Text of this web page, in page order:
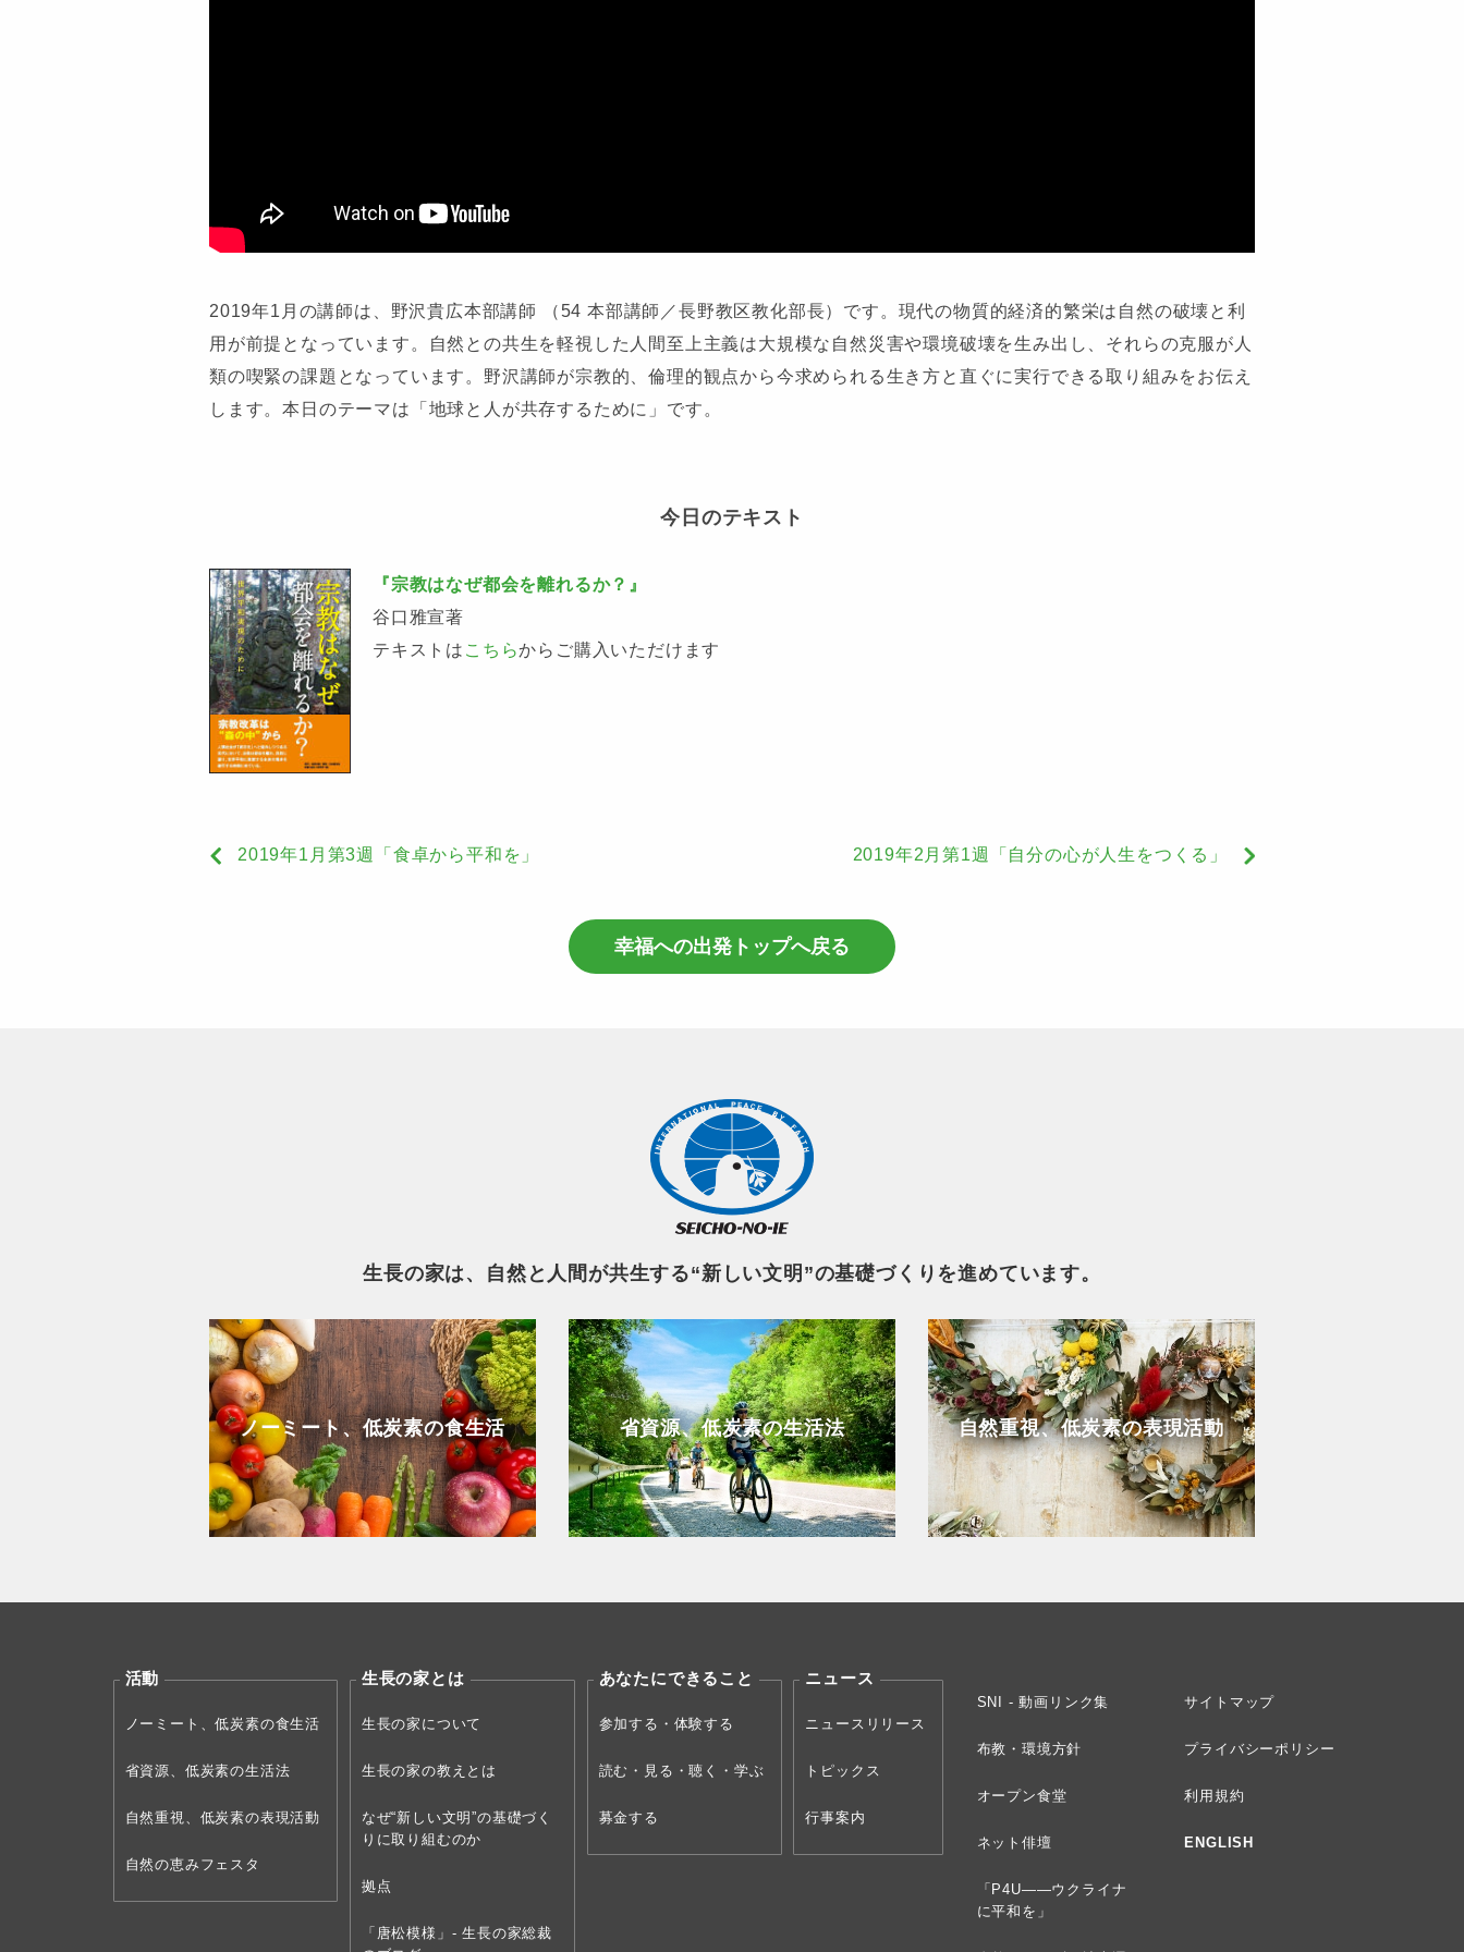
2019年1月の講師は、野沢貴広本部講師 （54 本部講師／長野教区教化部長）です。現代の物質的経済的繁栄は自然の破壊と利
用が前提となっています。自然との共生を軽視した人間至上主義は大規模な自然災害や環境破壊を生み出し、それらの克服が人
類の喫緊の課題となっています。野沢講師が宗教的、倫理的観点から今求められる生き方と直ぐに実行できる取り組みをお伝え
します。本日のテーマは「地球と人が共存するために」です。
今日のテキスト
『宗教はなぜ都会を離れるか？』
谷口雅宣著
テキストは こちらからご購入いただけます
2019年1月第3週「食卓から平和を」 2019年2月第1週「自分の心が人生をつくる」
幸福への出発トップへ戻る
生長の家は、自然と人間が共生する“新しい文明”の基礎づくりを進めています。
ノーミート、低炭素の食生活 省資源、低炭素の生活法 自然重視、低炭素の表現活動
活動
ノーミート、低炭素の食生活
省資源、低炭素の生活法
自然重視、低炭素の表現活動
自然の恵みフェスタ
生長の家とは
生長の家について
生長の家の教えとは
なぜ“新しい文明”の基礎づく
りに取り組むのか
拠点
「唐松模様」- 生長の家総裁
あなたにできること
参加する・体験する
読む・見る・聴く・学ぶ
募金する
ニュース
ニュースリリース
トピックス
行事案内
SNI - 動画リンク集
布教・環境方針
オープン食堂
ネット俳壇
「P4U——ウクライナ
に平和を」
サイトマップ
プライバシーポリシー
利用規約
ENGLISH